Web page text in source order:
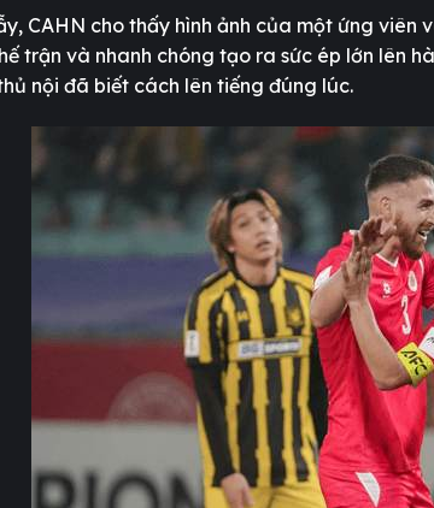
CAHN cho thấy hình ảnh của một ứng
trận và nhanh chóng tạo ra sức ép lớn lên
nội đã biết cách lên tiếng đúng lúc.